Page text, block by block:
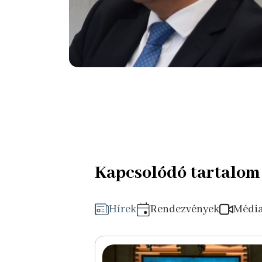
Kapcsolódó tartalom
Hírek Rendezvények